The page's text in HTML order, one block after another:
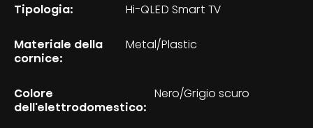
Tipologia: Hi-QLED Smart TV
Materiale della
cornice:
Metal/Plastic
Colore
dell'elettrodomestico:
Nero/Grigio scuro